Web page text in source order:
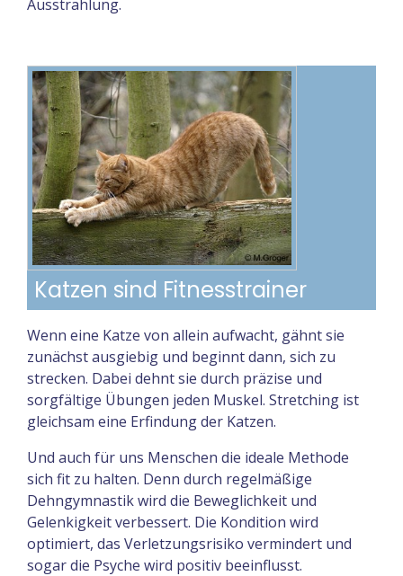
Ausstrahlung.
Katzen sind Fitnesstrainer
Wenn eine Katze von allein aufwacht, gähnt sie
zunächst ausgiebig und beginnt dann, sich zu
strecken. Dabei dehnt sie durch präzise und
sorgfältige Übungen jeden Muskel. Stretching ist
gleichsam eine Erfindung der Katzen.
Und auch für uns Menschen die ideale Methode
sich fit zu halten. Denn durch regelmäßige
Dehngymnastik wird die Beweglichkeit und
Gelenkigkeit verbessert. Die Kondition wird
optimiert, das Verletzungsrisiko vermindert und
sogar die Psyche wird positiv beeinflusst.